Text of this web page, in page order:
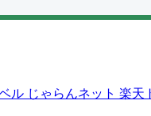
ル じゃらんネット 楽天